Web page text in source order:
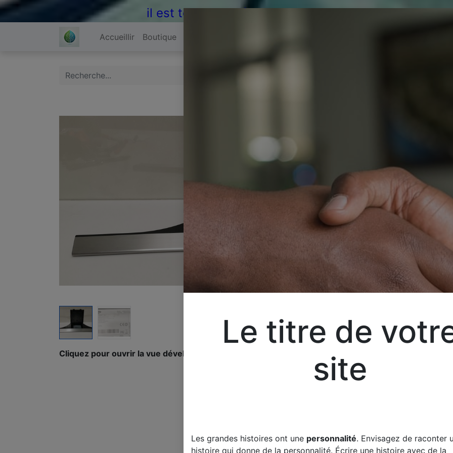
il est temps de réparer...Electronique 66 est
Accueillir Boutique
SAMSUNG
Cliquez pour ouvrir la vue développée.
Le titre de
site
Les grandes histoires ont une personnalité. Envisagez de raconter
histoire qui donne de la personnalité. Écrire une histoire avec de la